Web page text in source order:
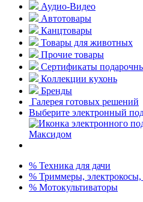
Аудио-Видео
Автотовары
Канцтовары
Товары для животных
Прочие товары
Сертификаты
Коллекции кухонь
Бренды
Галерея готовых решений
Выберите электронный
% Техника для дачи
% Триммеры, электрокосы,
% Мотокультиваторы